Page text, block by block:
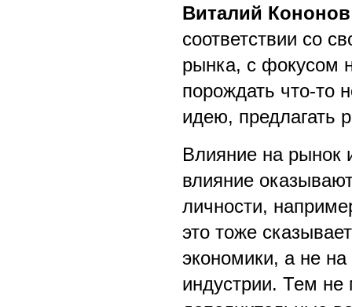
Виталий
соответствии со
рынка, с фокусом
порождать что-то
идею, предлагать
Влияние на рынок
влияние
личности,
это тоже
экономики, а не
индустрии. Тем